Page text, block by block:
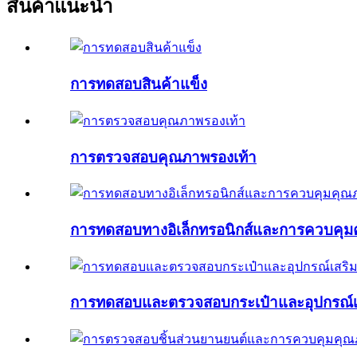
สินค้าแนะนำ
การทดสอบสินค้าแข็ง
การตรวจสอบคุณภาพรองเท้า
การทดสอบทางอิเล็กทรอนิกส์และการควบคุ
การทดสอบและตรวจสอบกระเป๋าและอุปกรณ์